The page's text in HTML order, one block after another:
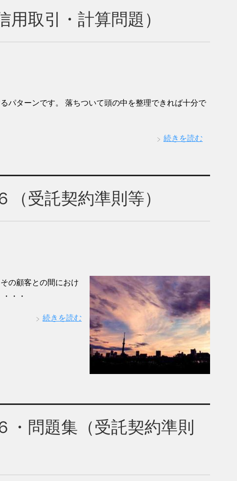
取引・計算問題）
パターンです。 落ちついて頭の中を整理できれば十分で
続きを読む
受託契約準則等）
の顧客との間におけ
・・
続きを読む
・問題集（受託契約準則